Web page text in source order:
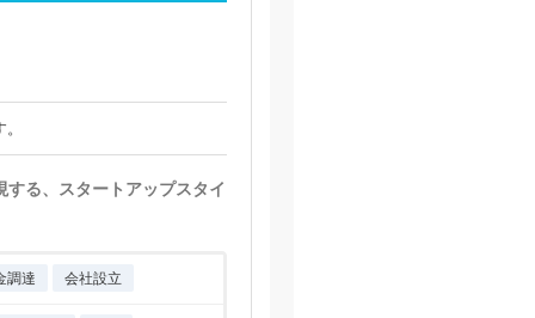
る、スタートアップスタイ
調達 会社設立